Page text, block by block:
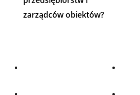
zarządców obiektów?